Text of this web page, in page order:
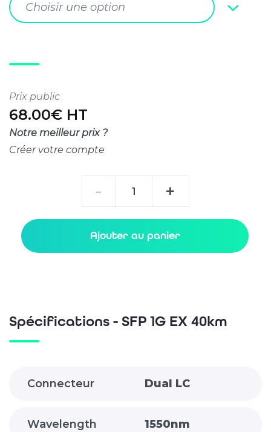
Choisir une option
Prix public
68.00€ HT
Notre meilleur prix ?
Créer votre compte
-
EX
40km
+
Ajouter au panier
Spécifications - SFP 1G EX 40km
Connecteur Dual LC
Wavelength 1550nm